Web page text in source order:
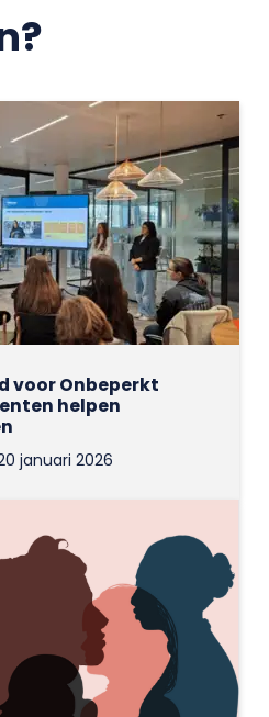
voor Onbeperkt
helpen
januari 2026